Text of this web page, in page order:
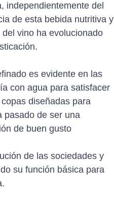
independientemente del
de esta bebida nutritiva y
vino ha evolucionado
es evidente en las
con agua para satisfacer
diseñadas para
pasado de ser una
de buen gusto
de las sociedades y
su función básica para